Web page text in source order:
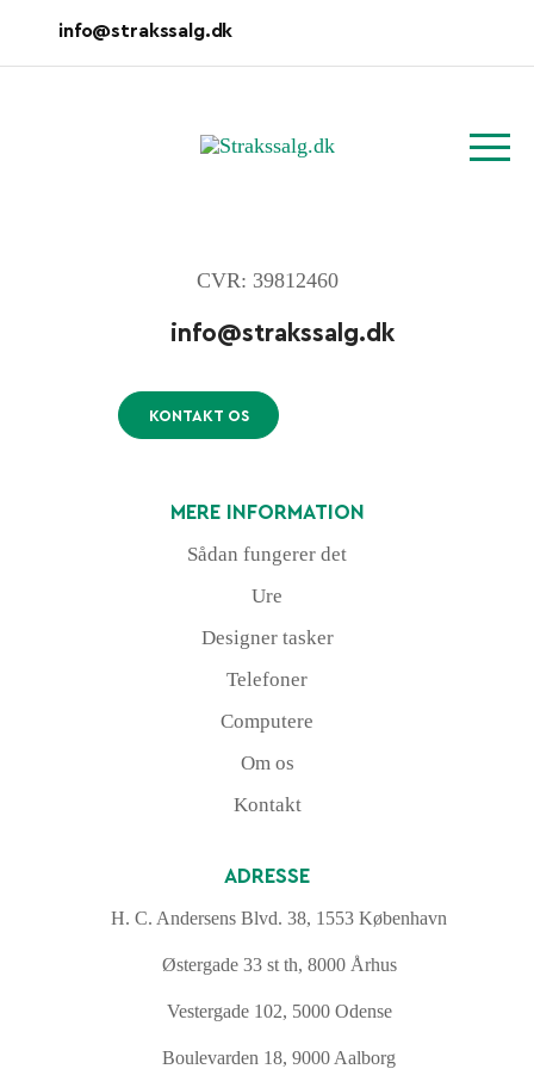
info@strakssalg.dk
MERE INFORMATION
Sådan fungerer det
Ure
Designer tasker
Telefoner
Computere
Om os
Kontakt
ADRESSE
H. C. Andersens Blvd. 38, 1553 København
Østergade 33 st th, 8000 Århus
Vestergade 102, 5000 Odense
Boulevarden 18, 9000 Aalborg
CVR: 39812460
info@strakssalg.dk
KONTAKT OS